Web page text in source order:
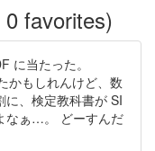
favorites)
に当たった。
かもしれんけど、数
に、検定教科書が SI
なぁ…。 どーすんだ